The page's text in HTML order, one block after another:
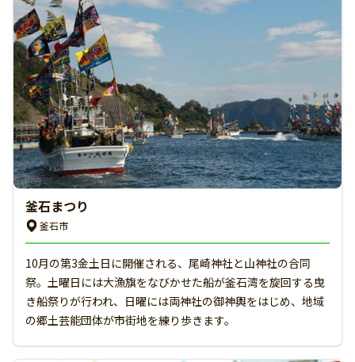
釜石まつり
釜石市
10月の第3金土日に開催される、尾崎神社と山神社の合同
祭。土曜日には大漁旗をなびかせた船が釜石湾を旋回する曳
き船祭りが行われ、日曜には両神社の御神輿をはじめ、地域
の郷土芸能団体が市街地を練り歩きます。